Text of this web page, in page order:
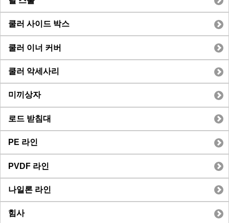
쿨러 사이드 박스
쿨러 이너 커버
쿨러 악세사리
미끼상자
로드 받침대
PE 라인
PVDF 라인
나일론 라인
힘사